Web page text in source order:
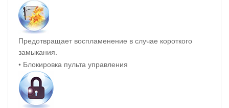
Предотвращает воспламенение в случае короткого
замыкания.
• Блокировка пульта управления